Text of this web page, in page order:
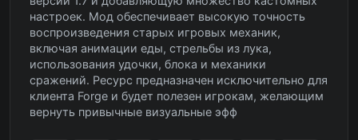
настроек. Мод обеспечивает высокую точность
воспроизведения старых игровых механик,
включая анимации еды, стрельбы из лука,
использования удочки, блока и механики
сражений. Ресурс предназначен исключительно для
клиента Forge и будет полезен игрокам, желающим
вернуть привычные визуальные эфф